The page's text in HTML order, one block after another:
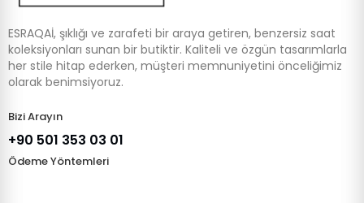
ESRAQAİ, şıklığı ve zarafeti bir araya getiren, benzersiz saat
koleksiyonları sunan bir butiktir. Kaliteli ve özgün tasarımlarla
her stile hitap ederken, müşteri memnuniyetini önceliğimiz
olarak benimsiyoruz.
Bizi Arayın
+90 501 353 03 01
Ödeme Yöntemleri